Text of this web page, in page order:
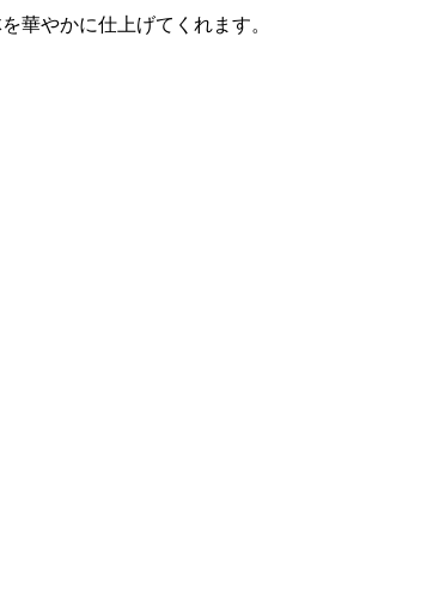
を華やかに仕上げてくれます。